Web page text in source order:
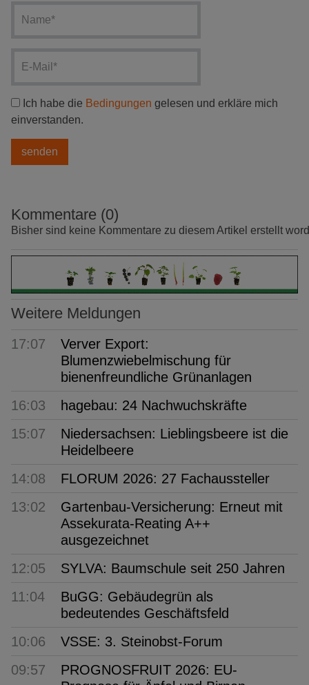
Ich habe die Bedingungen gelesen und erkläre mich
einverstanden.
Kommentare (0)
Bisher sind keine Kommentare zu diesem Artikel erstellt
Weitere Meldungen
17:07
Verver Export:
Blumenzwiebelmischung für
bienenfreundliche Grünanlagen
16:03
hagebau: 24 Nachwuchskräfte
15:07
Niedersachsen: Lieblingsbeere ist die
Heidelbeere
14:08
FLORUM 2026: 27 Fachaussteller
13:02
Gartenbau-Versicherung: Erneut mit
Assekurata-Reating A++
ausgezeichnet
12:05
SYLVA: Baumschule seit 250 Jahren
11:04
BuGG: Gebäudegrün als
bedeutendes Geschäftsfeld
10:06
VSSE: 3. Steinobst-Forum
09:57
PROGNOSFRUIT 2026: EU-